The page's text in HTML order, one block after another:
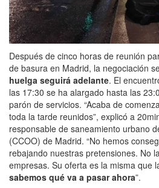
Después de cinco horas de reunión
de basura en Madrid, la negociación
huelga seguirá adelante. El
las 17:30 se ha alargado hasta las
parón de servicios. “Acaba de
toda la tarde reunidos”, explicó a
responsable de saneamiento urbano
(CCOO) de Madrid. “No hemos
rebajando nuestras pretensiones. No
empresas. Su oferta es la misma que
sabemos qué va a pasar ahora”.